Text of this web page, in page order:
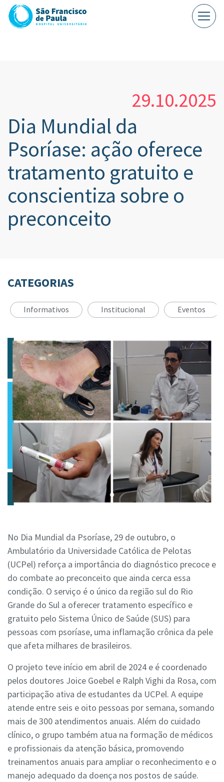
29.10.2025
Dia Mundial da
Psoríase: ação oferece
tratamento gratuito e
conscientiza sobre o
preconceito
No Dia Mundial da Psoríase, 29 de outubro, o
Ambulatório da Universidade Católica de Pelotas
(UCPel) reforça a importância do diagnóstico precoce e
do combate ao preconceito que ainda cerca essa
condição. O serviço é o único da região sul do Rio
Grande do Sul a oferecer tratamento específico e
gratuito pelo Sistema Único de Saúde (SUS) para
pessoas com psoríase, uma inflamação crônica da pele
que afeta milhares de brasileiros.
O projeto teve início em abril de 2024 e é coordenado
pelos doutores Joice Goebel e Ralph Vighi da Rosa, com
participação ativa de estudantes da UCPel. A equipe
atende entre seis e oito pessoas por semana, somando
mais de 300 atendimentos anuais. Além do cuidado
clínico, o grupo também atua na formação de médicos
e profissionais da atenção básica, promovendo
treinamentos anuais para ampliar o reconhecimento e o
manejo adequado da doença nos postos de saúde.
CATEGORIAS
Informativos Institucional Eventos